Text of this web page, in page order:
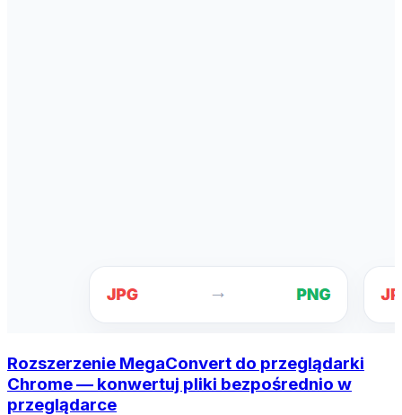
Rozszerzenie MegaConvert do przeglądarki
Chrome — konwertuj pliki bezpośrednio w
przeglądarce